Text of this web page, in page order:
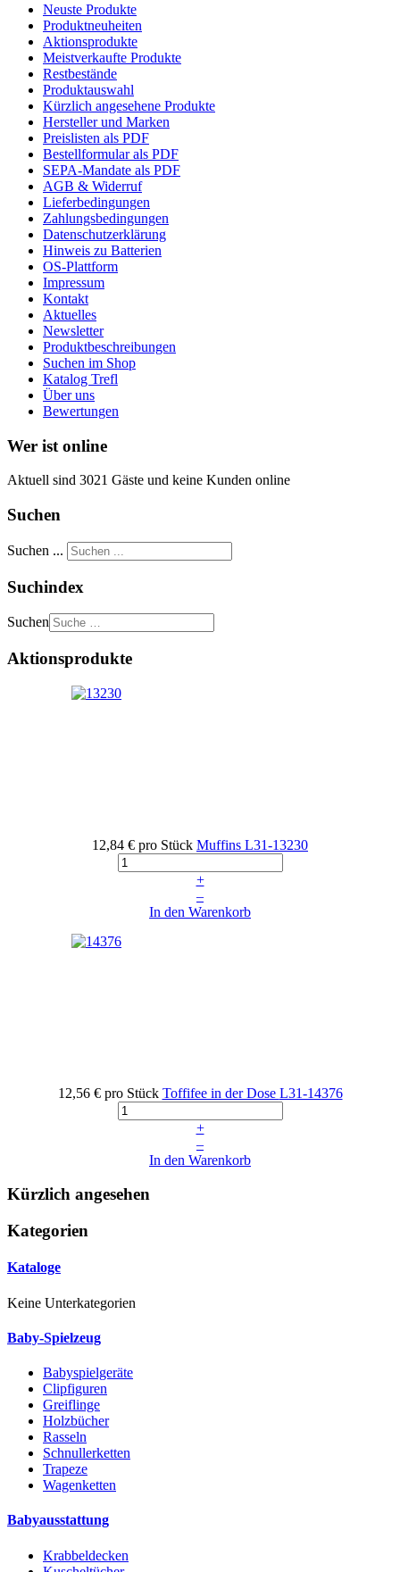
Neuste Produkte
Produktneuheiten
Aktionsprodukte
Meistverkaufte Produkte
Restbestände
Produktauswahl
Kürzlich angesehene Produkte
Hersteller und Marken
Preislisten als PDF
Bestellformular als PDF
SEPA-Mandate als PDF
AGB & Widerruf
Lieferbedingungen
Zahlungsbedingungen
Datenschutzerklärung
Hinweis zu Batterien
OS-Plattform
Impressum
Kontakt
Aktuelles
Newsletter
Produktbeschreibungen
Suchen im Shop
Katalog Trefl
Über uns
Bewertungen
Wer ist online
Aktuell sind 3021 Gäste und keine Kunden online
Suchen
Suchen ...
Suchindex
Suchen
Aktionsprodukte
12,84 € pro Stück Muffins L31-13230
+
–
In den Warenkorb
12,56 € pro Stück Toffifee in der Dose L31-14376
+
–
In den Warenkorb
Kürzlich angesehen
Kategorien
Kataloge
Keine Unterkategorien
Baby-Spielzeug
Babyspielgeräte
Clipfiguren
Greiflinge
Holzbücher
Rasseln
Schnullerketten
Trapeze
Wagenketten
Babyausstattung
Krabbeldecken